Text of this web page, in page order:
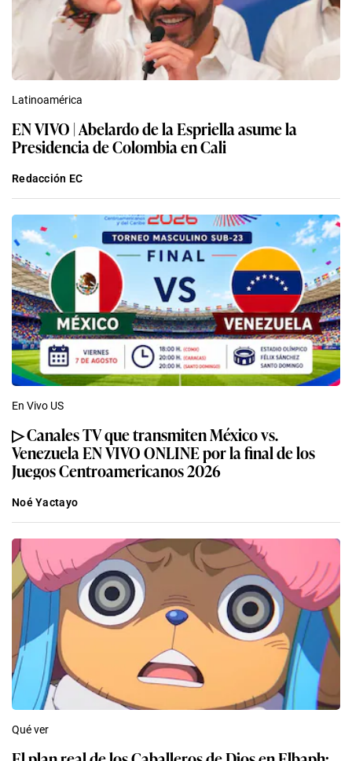
Latinoamérica
EN VIVO | Abelardo de la Espriella asume la
Presidencia de Colombia en Cali
Redacción EC
En Vivo US
▷ Canales TV que transmiten México vs.
Venezuela EN VIVO ONLINE por la final de los
Juegos Centroamericanos 2026
Noé Yactayo
Qué ver